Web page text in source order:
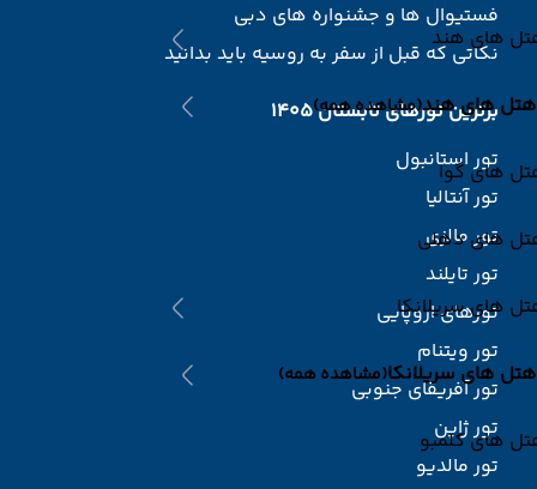
های هند
هتل های هند(مشاهده همه)
های گوا
های دهلی
های سریلانکا
هتل های سریلانکا(مشاهده همه)
های کلمبو
فستیوال ها و جشنواره های دبی
نکاتی که قبل از سفر به روسیه باید بدانید
برترین تورهای تابستان 1405
تور استانبول
تور آنتالیا
تور مالزی
تور تایلند
تورهای اروپایی
تور ویتنام
تور آفریقای جنوبی
تور ژاپن
تور مالدیو